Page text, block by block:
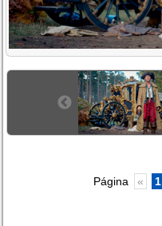
Página « 1